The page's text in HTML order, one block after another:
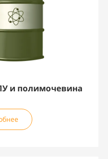
и полимочевина